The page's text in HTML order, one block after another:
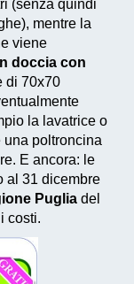
(senza quindi
mentre la
viene
doccia con
di 70x70
la lavatrice o
una poltroncina
E ancora: le
al 31 dicembre
Puglia del
costi.